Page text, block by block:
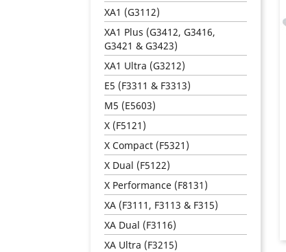
XA1 (G3112)
XA1 Plus (G3412, G3416,
G3421 & G3423)
XA1 Ultra (G3212)
E5 (F3311 & F3313)
M5 (E5603)
X (F5121)
X Compact (F5321)
X Dual (F5122)
X Performance (F8131)
XA (F3111, F3113 & F315)
XA Dual (F3116)
XA Ultra (F3215)